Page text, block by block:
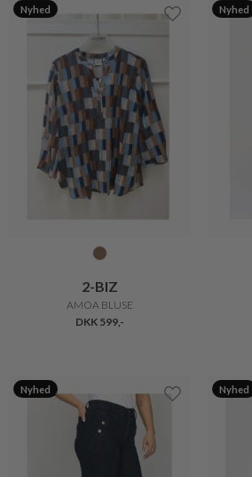
Nyhed
2-BIZ
AMOA BLUSE
DKK 599,-
Nyhed
Nyhed Nyhed